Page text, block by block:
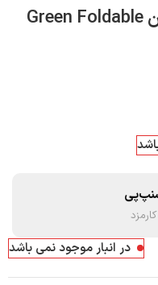
مخزن آب تاشو 10 لیتری گرین Green Foldable
در انبار موجود نمی باشد